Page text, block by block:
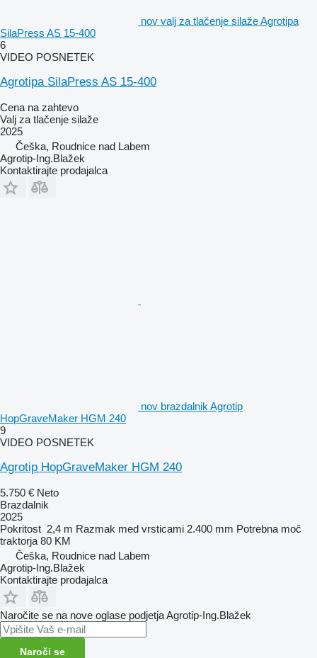
nov valj za tlačenje silaže Agrotipa
SilaPress AS 15-400
6
VIDEO POSNETEK
Agrotipa SilaPress AS 15-400
Cena na zahtevo
Valj za tlačenje silaže
2025
Češka, Roudnice nad Labem
Agrotip-Ing.Blažek
Kontaktirajte prodajalca
nov brazdalnik Agrotip
HopGraveMaker HGM 240
9
VIDEO POSNETEK
Agrotip HopGraveMaker HGM 240
5.750 € Neto
Brazdalnik
2025
Pokritost 2,4 m Razmak med vrsticami 2.400 mm Potrebna moč
traktorja 80 KM
Češka, Roudnice nad Labem
Agrotip-Ing.Blažek
Kontaktirajte prodajalca
Naročite se na nove oglase podjetja Agrotip-Ing.Blažek
Naroči se